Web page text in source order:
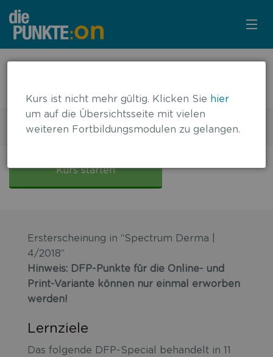
KURSÜBERSICHT
LOGIN
KOSTENLOS ANMELDEN
DFP-Special Psoriasis
10 DFP-Punkte
Special
Kurs starten
Ersterscheinung in “Spectrum Derma |
4/2018”
Hinweis: DFP-Punkte für die Online- und
Print-Variante können nur einmal erworben
werden!
Lernziele
Das folgende DFP-Special behandelt in 11
Kurs ist nicht mehr gültig. Klicken Sie hier
um auf die Übersichtsseite mit vielen
weiteren Fortbildungsmodulen zu gelangen.